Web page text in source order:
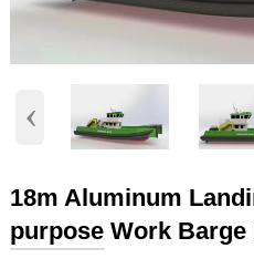
‹
18m Aluminum
purpose Work